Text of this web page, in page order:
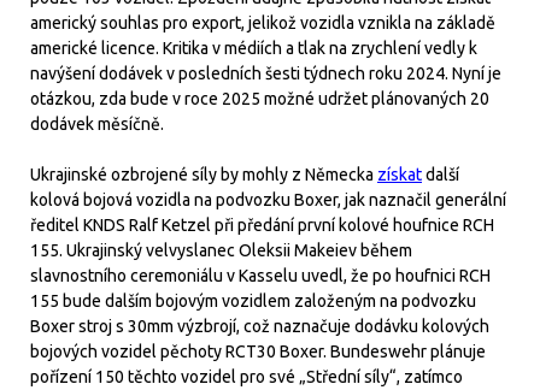
americký souhlas pro export, jelikož vozidla vznikla na základě
americké licence. Kritika v médiích a tlak na zrychlení vedly k
navýšení dodávek v posledních šesti týdnech roku 2024. Nyní je
otázkou, zda bude v roce 2025 možné udržet plánovaných 20
dodávek měsíčně.
Ukrajinské ozbrojené síly by mohly z Německa získatdalší
kolová bojová vozidla na podvozku Boxer, jak naznačil generální
ředitel KNDS Ralf Ketzel při předání první kolové houfnice RCH
155. Ukrajinský velvyslanec Oleksii Makeiev během
slavnostního ceremoniálu v Kasselu uvedl, že po houfnici RCH
155 bude dalším bojovým vozidlem založeným na podvozku
Boxer stroj s 30mm výzbrojí, což naznačuje dodávku kolových
bojových vozidel pěchoty RCT30 Boxer. Bundeswehr plánuje
pořízení 150 těchto vozidel pro své „Střední síly“, zatímco